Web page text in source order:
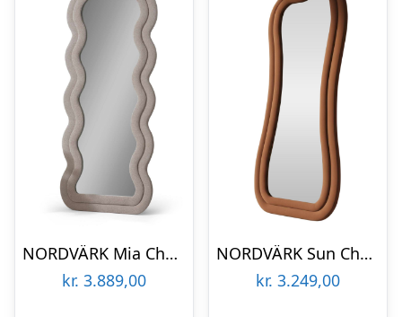
NORDVÄRK Mia Cheval gulvspejl, organisk – spejlglas og beige MDF (170×65)
kr. 3.889,00
NORDVÄRK Sun Cheval gulvspejl, organisk – spejlglas og rød MDF (170×65)
kr. 3.249,00